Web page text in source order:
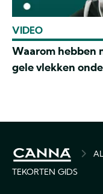
VIDEO
Waarom hebben
gele vlekken
TEKORTEN GIDS